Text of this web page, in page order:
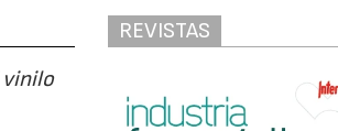
vinilo
REVISTAS